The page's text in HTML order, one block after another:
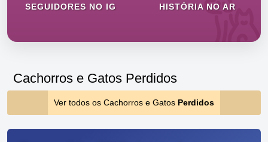
SEGUIDORES NO IG HISTÓRIA NO AR
Cachorros e Gatos Perdidos
Ver todos os Cachorros e Gatos Perdidos